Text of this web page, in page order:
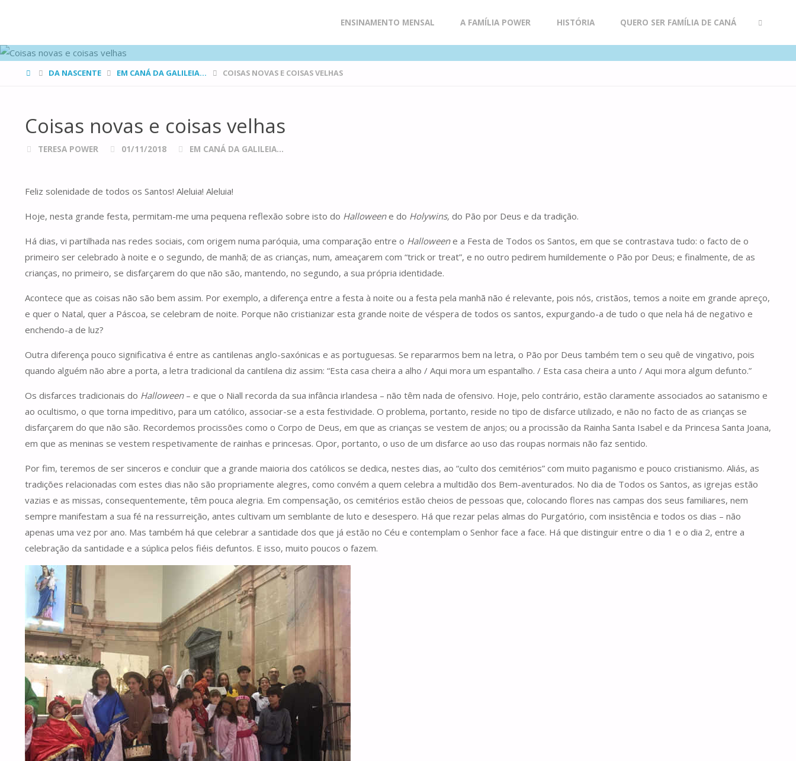
to
content
ENSINAMENTO MENSAL A FAMÍLIA POWER HISTÓRIA QUERO SER FAMÍLIA DE CANÁ
HOMEDA NASCENTE EM CANÁ DA GALILEIA... COISAS NOVAS E COISAS VELHAS
Coisas novas e coisas velhas
TERESA POWER 01/11/2018 EM CANÁ DA GALILEIA...
Feliz solenidade de todos os Santos! Aleluia! Aleluia!
Hoje, nesta grande festa, permitam-me uma pequena reflexão sobre isto do Halloweene do Holywins, do Pão por Deus e da tradição.
Há dias, vi partilhada nas redes sociais, com origem numa paróquia, uma comparação entre o Halloweene a Festa de Todos os Santos, em que se contrastava tudo: o facto de o
primeiro ser celebrado à noite e o segundo, de manhã; de as crianças, num, ameaçarem com “trick or treat”, e no outro pedirem humildemente o Pão por Deus; e finalmente, de as
crianças, no primeiro, se disfarçarem do que não são, mantendo, no segundo, a sua própria identidade.
Acontece que as coisas não são bem assim. Por exemplo, a diferença entre a festa à noite ou a festa pela manhã não é relevante, pois nós, cristãos, temos a noite em grande apreço,
e quer o Natal, quer a Páscoa, se celebram de noite. Porque não cristianizar esta grande noite de véspera de todos os santos, expurgando-a de tudo o que nela há de negativo e
enchendo-a de luz?
Outra diferença pouco significativa é entre as cantilenas anglo-saxónicas e as portuguesas. Se repararmos bem na letra, o Pão por Deus também tem o seu quê de vingativo, pois
quando alguém não abre a porta, a letra tradicional da cantilena diz assim: “Esta casa cheira a alho / Aqui mora um espantalho. / Esta casa cheira a unto / Aqui mora algum defunto.”
Os disfarces tradicionais do Halloween– e que o Niall recorda da sua infância irlandesa – não têm nada de ofensivo. Hoje, pelo contrário, estão claramente associados ao satanismo e
ao ocultismo, o que torna impeditivo, para um católico, associar-se a esta festividade. O problema, portanto, reside no tipo de disfarce utilizado, e não no facto de as crianças se
disfarçarem do que não são. Recordemos procissões como o Corpo de Deus, em que as crianças se vestem de anjos; ou a procissão da Rainha Santa Isabel e da Princesa Santa Joana,
em que as meninas se vestem respetivamente de rainhas e princesas. Opor, portanto, o uso de um disfarce ao uso das roupas normais não faz sentido.
Por fim, teremos de ser sinceros e concluir que a grande maioria dos católicos se dedica, nestes dias, ao “culto dos cemitérios” com muito paganismo e pouco cristianismo. Aliás, as
tradições relacionadas com estes dias não são propriamente alegres, como convém a quem celebra a multidão dos Bem-aventurados. No dia de Todos os Santos, as igrejas estão
vazias e as missas, consequentemente, têm pouca alegria. Em compensação, os cemitérios estão cheios de pessoas que, colocando flores nas campas dos seus familiares, nem
sempre manifestam a sua fé na ressurreição, antes cultivam um semblante de luto e desespero. Há que rezar pelas almas do Purgatório, com insistência e todos os dias – não
apenas uma vez por ano. Mas também há que celebrar a santidade dos que já estão no Céu e contemplam o Senhor face a face. Há que distinguir entre o dia 1 e o dia 2, entre a
celebração da santidade e a súplica pelos fiéis defuntos. E isso, muito poucos o fazem.